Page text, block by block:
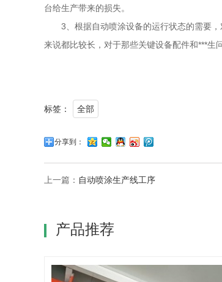
台给生产带来的损失。
3、根据自动喷涂设备的运行状态的需要，
来说都比较长，对于那些关键设备配件和***生
标签： 全部
分享到：
上一篇： 自动喷涂生产线工序
产品推荐